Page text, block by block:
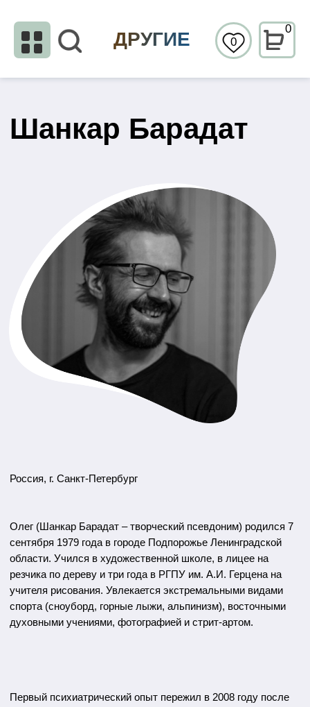
Россия, г. Санкт-Петербург
Олег (Шанкар Барадат – творческий псевдоним) родился 7
сентября 1979 года в городе Подпорожье Ленинградской
области. Учился в художественной школе, в лицее на
резчика по дереву и три года в РГПУ им. А.И. Герцена на
учителя рисования. Увлекается экстремальными видами
Олег никогда не останавливается в духовных и
Искусствоведы отмечают, что линогравюра - техника,
биполярное аффективное расстройство, которое не
скрывает от окружения и научился использовать как
творческий ресурс. Художника всегда привлекал новый
опыт, эксперименты с мировосприятием, поиск ответов на
самые сложные экзистенциальные вопросы.